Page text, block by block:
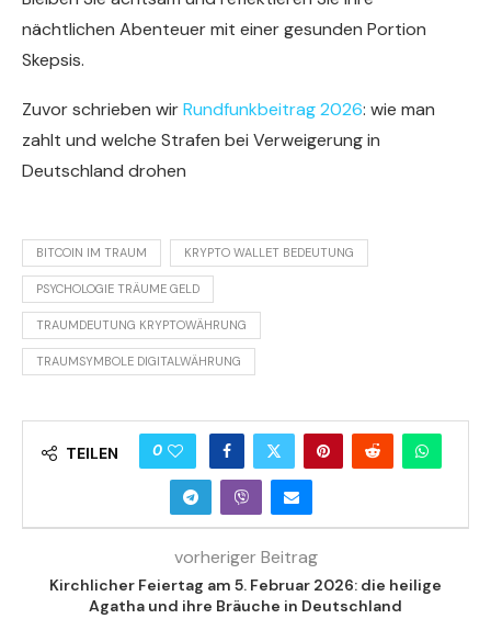
nächtlichen Abenteuer mit einer gesunden Portion
Skepsis.
Zuvor schrieben wirRundfunkbeitrag 2026: wie man
zahlt und welche Strafen bei Verweigerung in
Deutschland drohen
BITCOIN IM TRAUM KRYPTO WALLET BEDEUTUNG
PSYCHOLOGIE TRÄUME GELD
TRAUMDEUTUNG KRYPTOWÄHRUNG
TRAUMSYMBOLE DIGITALWÄHRUNG
TEILEN 0
vorheriger Beitrag
Kirchlicher Feiertag am 5. Februar 2026: die heilige
Agatha und ihre Bräuche in Deutschland